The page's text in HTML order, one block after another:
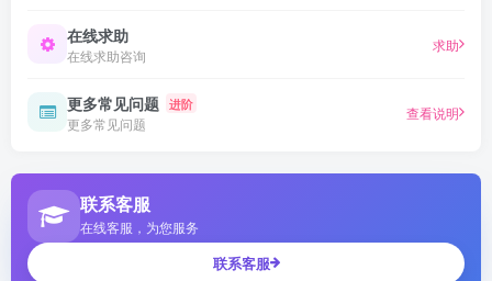
在线求助
在线求助咨询
求助
更多常见问题 进阶
更多常见问题
查看说明
联系客服
在线客服，为您服务
联系客服